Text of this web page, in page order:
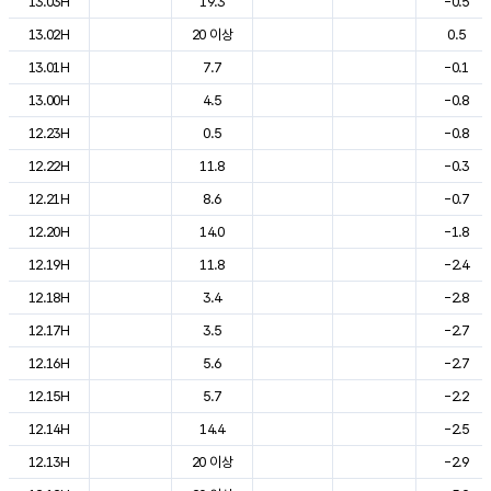
13.02H
20 이상
0.5
13.01H
7.7
-0.1
13.00H
4.5
-0.8
12.23H
0.5
-0.8
12.22H
11.8
-0.3
12.21H
8.6
-0.7
12.20H
14.0
-1.8
12.19H
11.8
-2.4
12.18H
3.4
-2.8
12.17H
3.5
-2.7
12.16H
5.6
-2.7
12.15H
5.7
-2.2
12.14H
14.4
-2.5
12.13H
20 이상
-2.9